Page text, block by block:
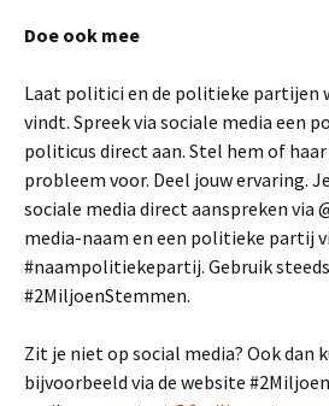
Doe ook mee
Laat politici en de politieke partijen
vindt. Spreek via sociale media een
politicus direct aan. Stel hem of haar
probleem voor. Deel jouw ervaring.
sociale media direct aanspreken via
media-naam en een politieke partij
#naampolitiekepartij. Gebruik
#2MiljoenStemmen.
Zit je niet op social media? Ook dan
bijvoorbeeld via de website